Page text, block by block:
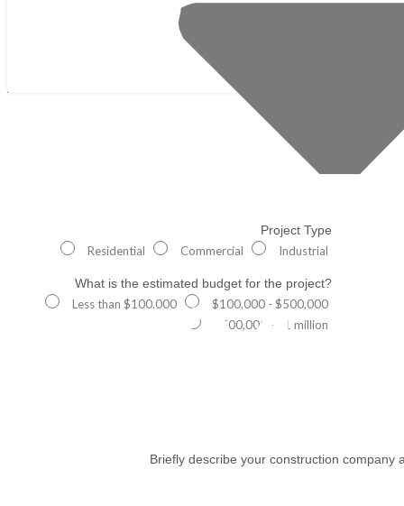
Project Type
Residential
Commercial Industrial
What is the estimated budget for the project?
Less than $100,000
$100,000 - $500,000
$500,000 - $1 million
Briefly describe your construction company
404